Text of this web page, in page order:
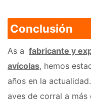
Conclusión
As a fabricante y
avícolas, hemos
años en la
aves de corral a